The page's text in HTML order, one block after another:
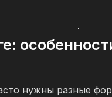
нужны разные